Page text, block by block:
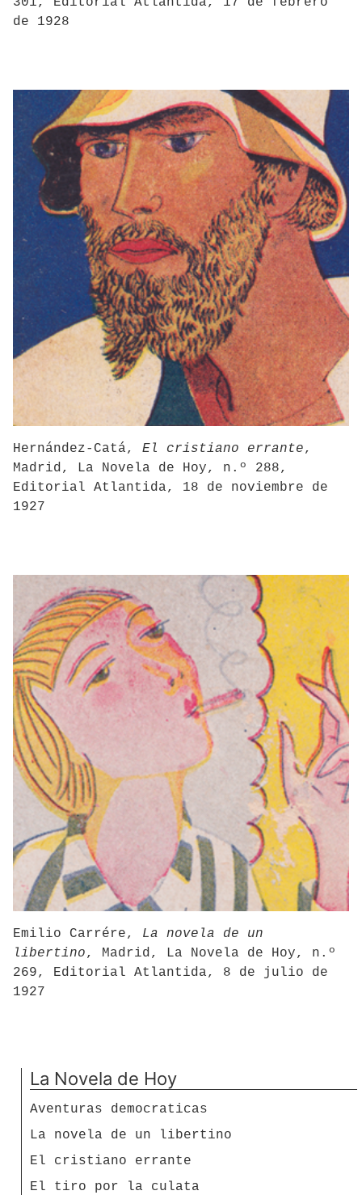
de 1928
Hernández-Catá, El cristiano errante,
Madrid, La Novela de Hoy, n.º 288,
Editorial Atlantida, 18 de noviembre de
1927
Emilio Carrére, La novela de un
libertino, Madrid, La Novela de Hoy, n.º
269, Editorial Atlantida, 8 de julio de
1927
La Novela de Hoy
Aventuras democraticas
La novela de un libertino
El cristiano errante
El tiro por la culata